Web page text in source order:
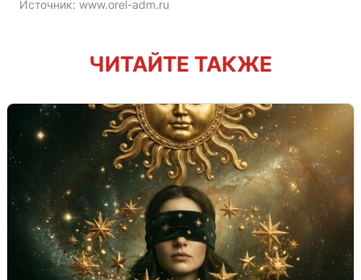
Источник: www.orel-adm.ru
ЧИТАЙТЕ ТАКЖЕ